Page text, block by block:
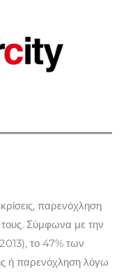
παρενόχληση
τους. Σύμφωνα με την
το 47% των
ή παρενόχληση λόγω